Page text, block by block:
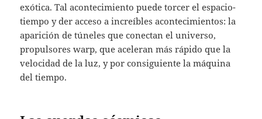
exótica. Tal acontecimiento puede torcer el espacio-
tiempo y der acceso a increíbles acontecimientos: la
aparición de túneles que conectan el universo,
propulsores warp, que aceleran más rápido que la
velocidad de la luz, y por consiguiente la máquina
del tiempo.